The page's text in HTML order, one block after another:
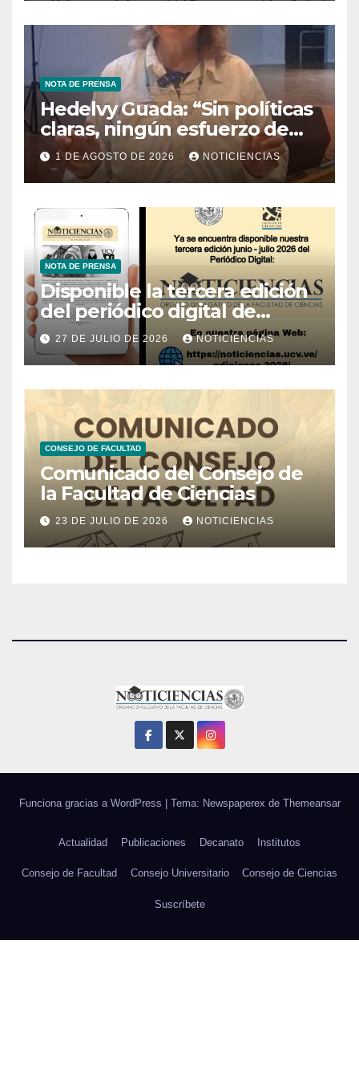
NOTA DE PRENSA
Hedelvy Guada: “Sin políticas
claras, ningún esfuerzo de
conservación rendirá frutos”
1 DE AGOSTO DE 2026 NOTICIENCIAS
NOTA DE PRENSA
Disponible la tercera edición
del periódico digital de
Noticiencias 2026
27 DE JULIO DE 2026 NOTICIENCIAS
CONSEJO DE FACULTAD
Comunicado del Consejo de
la Facultad de Ciencias
23 DE JULIO DE 2026 NOTICIENCIAS
Funciona gracias a WordPress Tema: Newspaperex de Themeansar
Actualidad Publicaciones Decanato Institutos
Consejo de Facultad Consejo Universitario Consejo de Ciencias
Suscríbete